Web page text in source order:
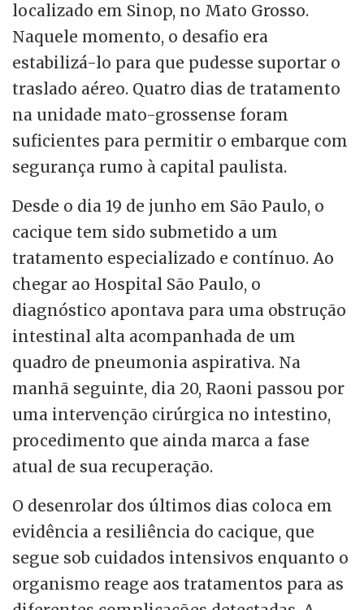
localizado em Sinop, no Mato Grosso.
Naquele momento, o desafio era
estabilizá-lo para que pudesse suportar o
traslado aéreo. Quatro dias de tratamento
na unidade mato-grossense foram
suficientes para permitir o embarque com
segurança rumo à capital paulista.
Desde o dia 19 de junho em São Paulo, o
cacique tem sido submetido a um
tratamento especializado e contínuo. Ao
chegar ao Hospital São Paulo, o
diagnóstico apontava para uma obstrução
intestinal alta acompanhada de um
quadro de pneumonia aspirativa. Na
manhã seguinte, dia 20, Raoni passou por
uma intervenção cirúrgica no intestino,
procedimento que ainda marca a fase
atual de sua recuperação.
O desenrolar dos últimos dias coloca em
evidência a resiliência do cacique, que
segue sob cuidados intensivos enquanto o
organismo reage aos tratamentos para as